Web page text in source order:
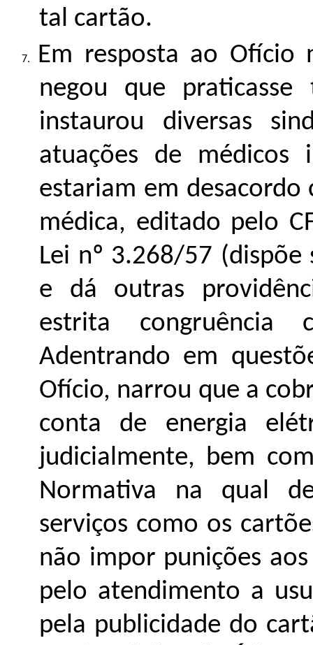
tal cartão.
Em resposta ao Ofício
negou que praticasse
instaurou diversas
atuações de médicos
estariam em
médica, editado pelo
Lei nº 3.268/57 (dispõe
e dá outras
estrita congruência
Adentrando em
Ofício, narrou que a
conta de energia
judicialmente, bem
Normativa na qual
serviços como os
não impor punições
pelo atendimento a
pela publicidade do